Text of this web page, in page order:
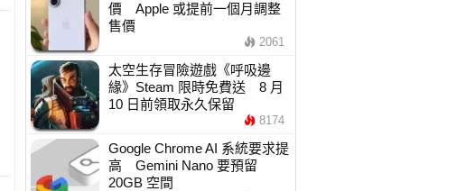
價 Apple 或提前一個月調整
售價
2061
太空生存冒險遊戲《呼吸邊
緣》Steam 限時免費送 8 月
10 日前領取永久保留
8174
Google Chrome AI 系統要求提
高 Gemini Nano 要預留
20GB 空間